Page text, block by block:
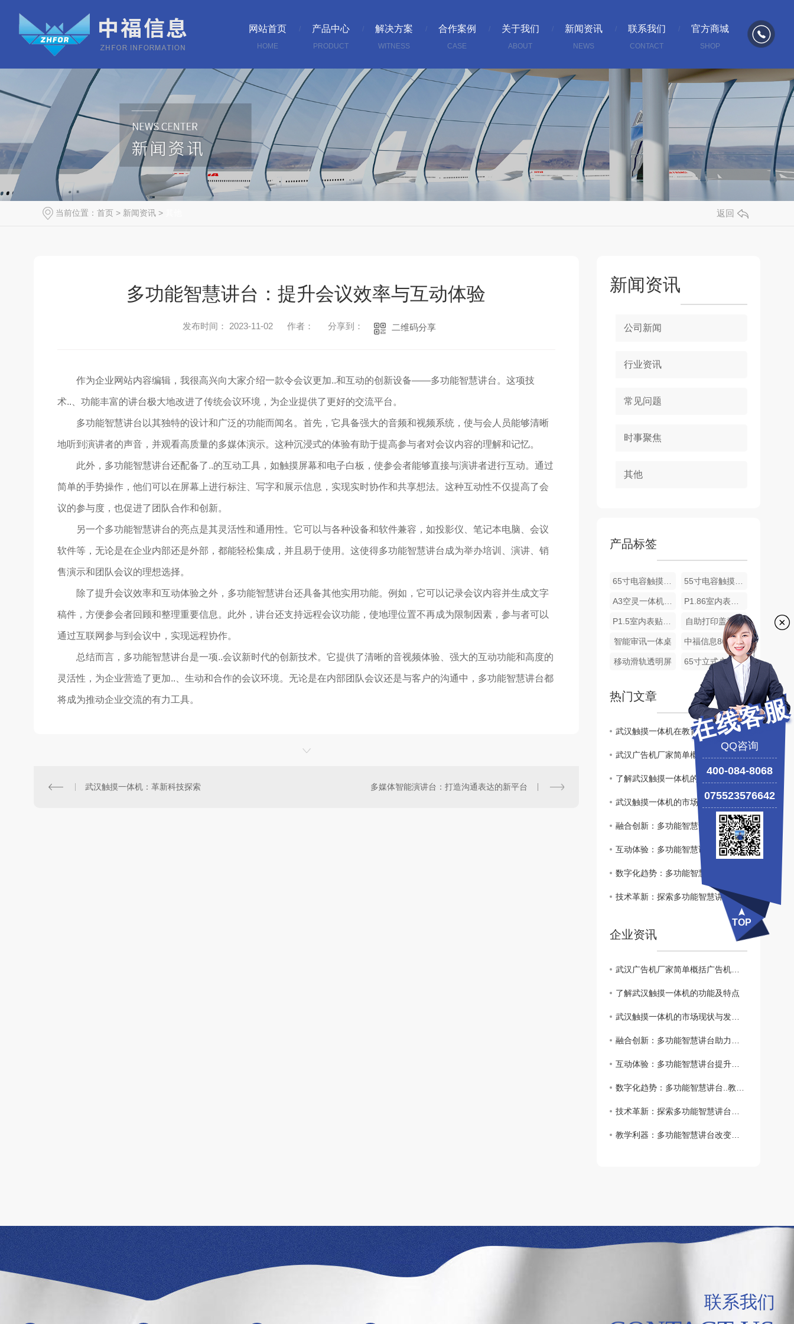
网站首页
HOME
产品中心
PRODUCT
解决方案
WITNESS
合作案例
CASE
关于我们
ABOUT
新闻资讯
NEWS
联系我们
CONTACT
官方商城
SHOP
当前位置： 首页 > 新闻资讯 > 返回
多功能智慧讲台：提升会议效率与互动体验
发布时间： 2023-11-02 作者： 分享到： 二维码分享
作为企业网站内容编辑，我很高兴向大家介绍一款令会议更加..和互动的创新设备——多功能智慧讲台。这项技
术..、功能丰富的讲台极大地改进了传统会议环境，为企业提供了更好的交流平台。
多功能智慧讲台以其独特的设计和广泛的功能而闻名。首先，它具备强大的音频和视频系统，使与会人员能够清晰
地听到演讲者的声音，并观看高质量的多媒体演示。这种沉浸式的体验有助于提高参与者对会议内容的理解和记忆。
此外，多功能智慧讲台还配备了..的互动工具，如触摸屏幕和电子白板，使参会者能够直接与演讲者进行互动。通过
简单的手势操作，他们可以在屏幕上进行标注、写字和展示信息，实现实时协作和共享想法。这种互动性不仅提高了会
议的参与度，也促进了团队合作和创新。
另一个多功能智慧讲台的亮点是其灵活性和通用性。它可以与各种设备和软件兼容，如投影仪、笔记本电脑、会议
软件等，无论是在企业内部还是外部，都能轻松集成，并且易于使用。这使得多功能智慧讲台成为举办培训、演讲、销
售演示和团队会议的理想选择。
除了提升会议效率和互动体验之外，多功能智慧讲台还具备其他实用功能。例如，它可以记录会议内容并生成文字
稿件，方便参会者回顾和整理重要信息。此外，讲台还支持远程会议功能，使地理位置不再成为限制因素，参与者可以
通过互联网参与到会议中，实现远程协作。
总结而言，多功能智慧讲台是一项..会议新时代的创新技术。它提供了清晰的音视频体验、强大的互动功能和高度的
灵活性，为企业营造了更加..、生动和合作的会议环境。无论是在内部团队会议还是与客户的沟通中，多功能智慧讲台都
将成为推动企业交流的有力工具。
武汉触摸一体机：革新科技探索 多媒体智能演讲台：打造沟通表达的新平台
新闻资讯
公司新闻
行业资讯
常见问题
时事聚焦
其他
产品标签
65寸电容触摸一体机 55寸电容触摸一体机
A3空灵一体机介绍及使用说明 P1.86室内表贴节能全彩LED屏
P1.5室内表贴节能全彩LED屏 自助打印盖章机
智能审讯一体桌 中福信息86寸显示器规格书
移动滑轨透明屏 65寸立式户外广告机
热门文章
武汉触摸一体机在教育领域的应用探讨
了解武汉触摸一体机的功能及特点
武汉触摸一体机的市场现状与发展趋势
融合创新：多功能智慧讲台助力教师教学效率优化
互动体验：多功能智慧讲台提升学生学习参与度
技术革新：探索多功能智慧讲台在教育中的潜力
企业资讯
武汉广告机厂家简单概括广告机与比电视机有哪些区别
了解武汉触摸一体机的功能及特点
武汉触摸一体机的市场现状与发展趋势
融合创新：多功能智慧讲台助力教师教学效率优化
互动体验：多功能智慧讲台提升学生学习参与度
数字化趋势：多功能智慧讲台..教育现代化发展
技术革新：探索多功能智慧讲台在教育中的潜力
教学利器：多功能智慧讲台改变课堂教学方式
联系我们
在线客服
QQ咨询
400-084-8068
075523576642
TOP